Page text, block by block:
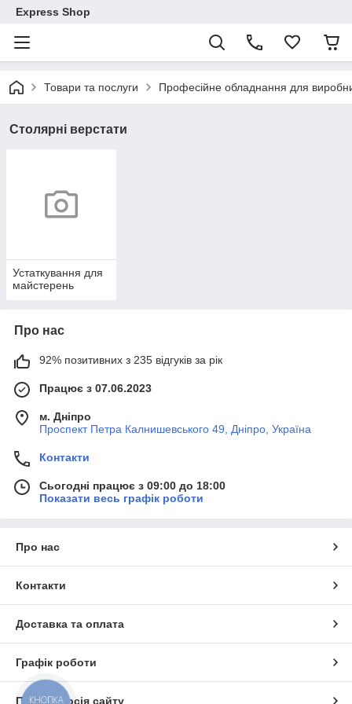
Express Shop
Товари та послуги Професійне обладнання для
Столярні верстати
Устаткування для
майстерень
Про нас
92% позитивних з 235 відгуків за рік
Працює з 07.06.2023
м. Дніпро
Проспект Петра Калнишевського 49, Дніпро, Україна
Контакти
Сьогодні працює з 09:00 до 18:00
Показати весь графік роботи
Про нас
Контакти
Доставка та оплата
Графік роботи
Повна версія сайту
КНОПКА